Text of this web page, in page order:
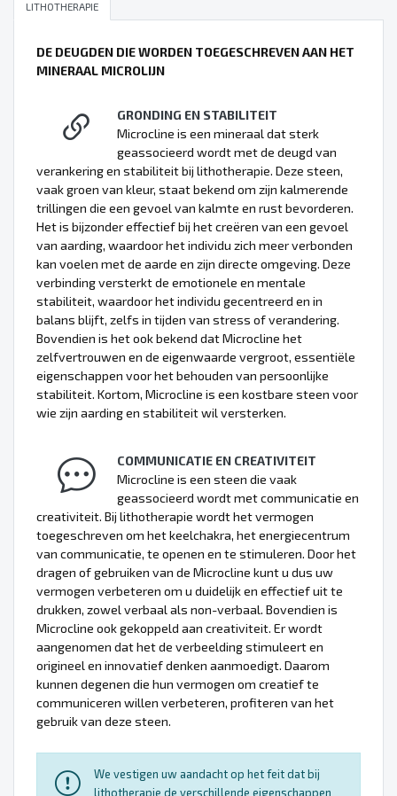
LITHOTHERAPIE
DE DEUGDEN DIE WORDEN TOEGESCHREVEN AAN HET
MINERAAL MICROLIJN
GRONDING EN STABILITEIT
Microcline is een mineraal dat sterk
geassocieerd wordt met de deugd van
verankering en stabiliteit bij lithotherapie. Deze steen,
vaak groen van kleur, staat bekend om zijn kalmerende
trillingen die een gevoel van kalmte en rust bevorderen.
Het is bijzonder effectief bij het creëren van een gevoel
van aarding, waardoor het individu zich meer verbonden
kan voelen met de aarde en zijn directe omgeving. Deze
verbinding versterkt de emotionele en mentale
stabiliteit, waardoor het individu gecentreerd en in
balans blijft, zelfs in tijden van stress of verandering.
Bovendien is het ook bekend dat Microcline het
zelfvertrouwen en de eigenwaarde vergroot, essentiële
eigenschappen voor het behouden van persoonlijke
stabiliteit. Kortom, Microcline is een kostbare steen voor
wie zijn aarding en stabiliteit wil versterken.
COMMUNICATIE EN CREATIVITEIT
Microcline is een steen die vaak
geassocieerd wordt met communicatie en
creativiteit. Bij lithotherapie wordt het vermogen
toegeschreven om het keelchakra, het energiecentrum
van communicatie, te openen en te stimuleren. Door het
dragen of gebruiken van de Microcline kunt u dus uw
vermogen verbeteren om u duidelijk en effectief uit te
drukken, zowel verbaal als non-verbaal. Bovendien is
Microcline ook gekoppeld aan creativiteit. Er wordt
aangenomen dat het de verbeelding stimuleert en
origineel en innovatief denken aanmoedigt. Daarom
kunnen degenen die hun vermogen om creatief te
communiceren willen verbeteren, profiteren van het
gebruik van deze steen.
We vestigen uw aandacht op het feit dat bij
lithotherapie de verschillende eigenschappen